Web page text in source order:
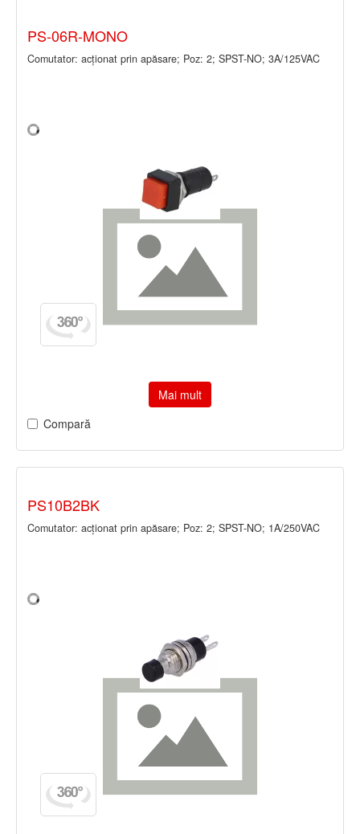
PS-06R-MONO
Comutator: acţionat prin apăsare; Poz: 2; SPST-NO; 3A/125VAC
Mai mult
Compară
PS10B2BK
Comutator: acţionat prin apăsare; Poz: 2; SPST-NO; 1A/250VAC